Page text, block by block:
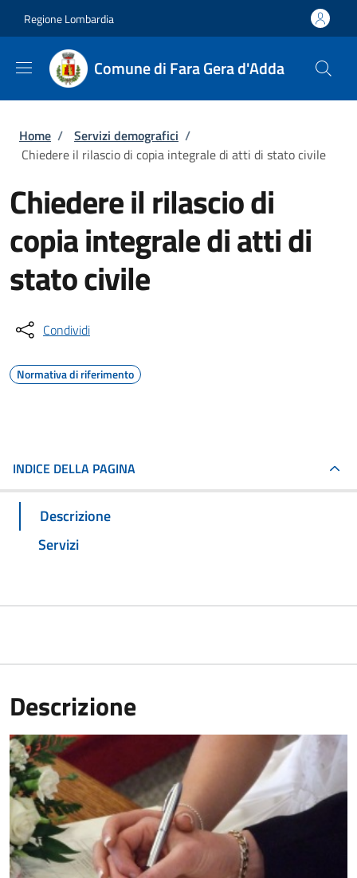
Regione Lombardia
Comune di Fara Gera d'Adda
Briciole di pane
Home / Servizi demografici /
Chiedere il rilascio di copia integrale di atti di stato civile
Chiedere il rilascio di
copia integrale di atti di
stato civile
Condividi
Normativa di riferimento
INDICE DELLA PAGINA
Descrizione
Servizi
Descrizione